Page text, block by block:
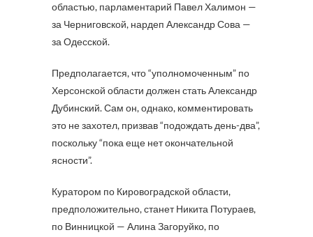
областью, парламентарий Павел Халимон —
за Черниговской, нардеп Александр Сова —
за Одесской.
Предполагается, что “уполномоченным” по
Херсонской области должен стать Александр
Дубинский. Сам он, однако, комментировать
это не захотел, призвав “подождать день-два”,
поскольку “пока еще нет окончательной
ясности”.
Куратором по Кировоградской области,
предположительно, станет Никита Потураев,
по Винницкой — Алина Загоруйко, по